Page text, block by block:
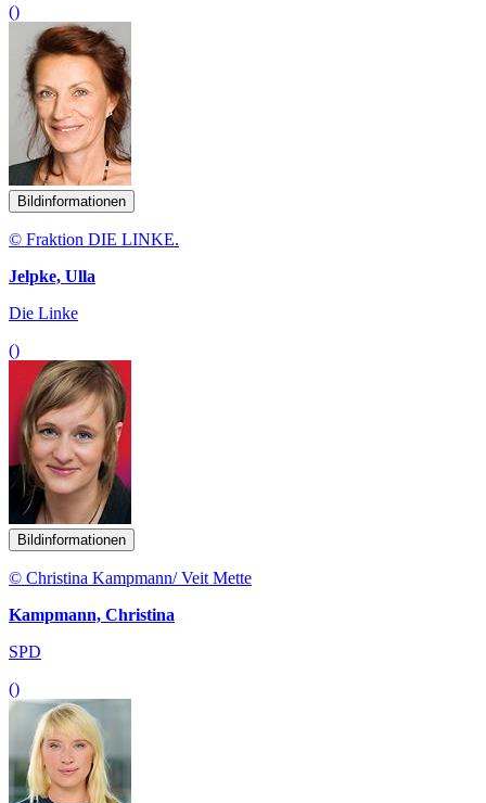
()
Bildinformationen
© Fraktion DIE LINKE.
Jelpke, Ulla
Die Linke
()
Bildinformationen
© Christina Kampmann/ Veit Mette
Kampmann, Christina
SPD
()